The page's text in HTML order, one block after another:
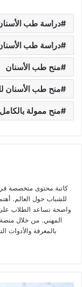
دراسة طب
دراسة طب
منح طب الأسنان
منح طب الأسنان
منح ممولة بالكامل
كاتبة محتوى متخصصة في
للشباب حول العالم.
واضحة تساعد الطلاب على
بالمعرفة والأدوات